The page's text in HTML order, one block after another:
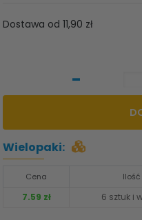
Dostawa od 11,90 zł
-
Wielopaki:
Cena Ilość
7.59 zł 6 sztuk i